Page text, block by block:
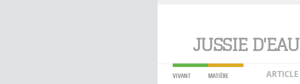
JUSSIE D'EAU
VIVANT MATIÈRE ARTICLE